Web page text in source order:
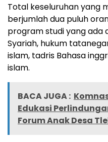
Total keseluruhan yang
berjumlah dua puluh
program studi yang ada
Syariah, hukum
islam, tadris Bahasa
islam.
BACA JUGA :
Edukasi
Forum Anak Desa